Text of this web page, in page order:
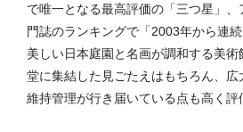
で唯一となる最高評価の「三つ星」
門誌のランキングで「2003年から連続
美しい日本庭園と名画が調和する美
堂に集結した見ごたえはもちろん、
維持管理が行き届いている点も高く評